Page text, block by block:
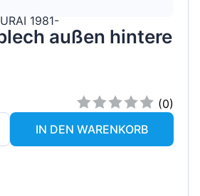
1981-
außen hintere
(0)
IN DEN WARENKORB